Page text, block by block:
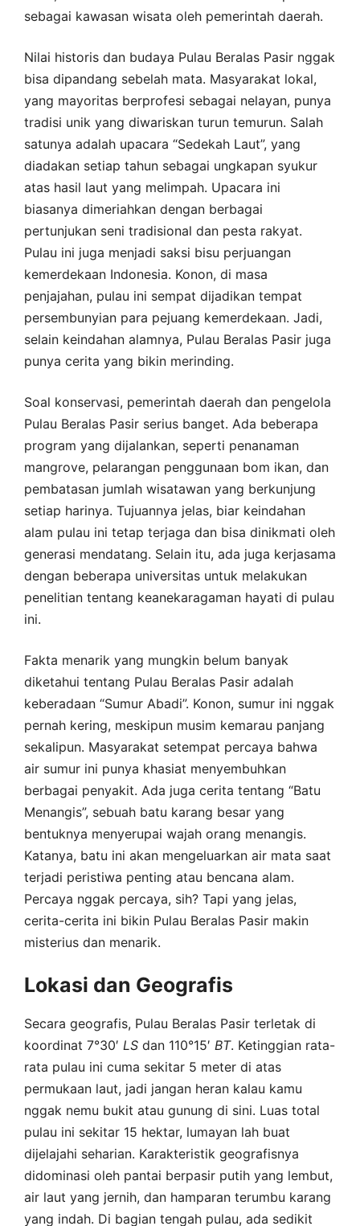
sebagai kawasan wisata oleh pemerintah daerah.
Nilai historis dan budaya Pulau Beralas Pasir nggak
bisa dipandang sebelah mata. Masyarakat lokal,
yang mayoritas berprofesi sebagai nelayan, punya
tradisi unik yang diwariskan turun temurun. Salah
satunya adalah upacara “Sedekah Laut”, yang
diadakan setiap tahun sebagai ungkapan syukur
atas hasil laut yang melimpah. Upacara ini
biasanya dimeriahkan dengan berbagai
pertunjukan seni tradisional dan pesta rakyat.
Pulau ini juga menjadi saksi bisu perjuangan
kemerdekaan Indonesia. Konon, di masa
penjajahan, pulau ini sempat dijadikan tempat
persembunyian para pejuang kemerdekaan. Jadi,
selain keindahan alamnya, Pulau Beralas Pasir juga
punya cerita yang bikin merinding.
Soal konservasi, pemerintah daerah dan pengelola
Pulau Beralas Pasir serius banget. Ada beberapa
program yang dijalankan, seperti penanaman
mangrove, pelarangan penggunaan bom ikan, dan
pembatasan jumlah wisatawan yang berkunjung
setiap harinya. Tujuannya jelas, biar keindahan
alam pulau ini tetap terjaga dan bisa dinikmati oleh
generasi mendatang. Selain itu, ada juga kerjasama
dengan beberapa universitas untuk melakukan
penelitian tentang keanekaragaman hayati di pulau
ini.
Fakta menarik yang mungkin belum banyak
diketahui tentang Pulau Beralas Pasir adalah
keberadaan “Sumur Abadi”. Konon, sumur ini nggak
pernah kering, meskipun musim kemarau panjang
sekalipun. Masyarakat setempat percaya bahwa
air sumur ini punya khasiat menyembuhkan
berbagai penyakit. Ada juga cerita tentang “Batu
Menangis”, sebuah batu karang besar yang
bentuknya menyerupai wajah orang menangis.
Katanya, batu ini akan mengeluarkan air mata saat
terjadi peristiwa penting atau bencana alam.
Percaya nggak percaya, sih? Tapi yang jelas,
cerita-cerita ini bikin Pulau Beralas Pasir makin
misterius dan menarik.
Lokasi dan Geografis
Secara geografis, Pulau Beralas Pasir terletak di
koordinat 7°30′ LS dan 110°15′ BT. Ketinggian rata-
rata pulau ini cuma sekitar 5 meter di atas
permukaan laut, jadi jangan heran kalau kamu
nggak nemu bukit atau gunung di sini. Luas total
pulau ini sekitar 15 hektar, lumayan lah buat
dijelajahi seharian. Karakteristik geografisnya
didominasi oleh pantai berpasir putih yang lembut,
air laut yang jernih, dan hamparan terumbu karang
yang indah. Di bagian tengah pulau, ada sedikit